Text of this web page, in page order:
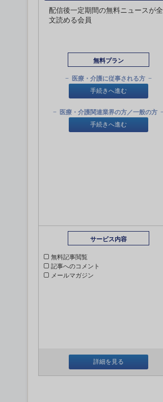
配信後一定期間の無料ニュースが全
文読める会員
無料プラン
医療・介護に従事される方
手続きへ進む
医療・介護関連業界の方／一般の方
手続きへ進む
サービス内容
無料記事閲覧
記事へのコメント
メールマガジン
詳細を見る